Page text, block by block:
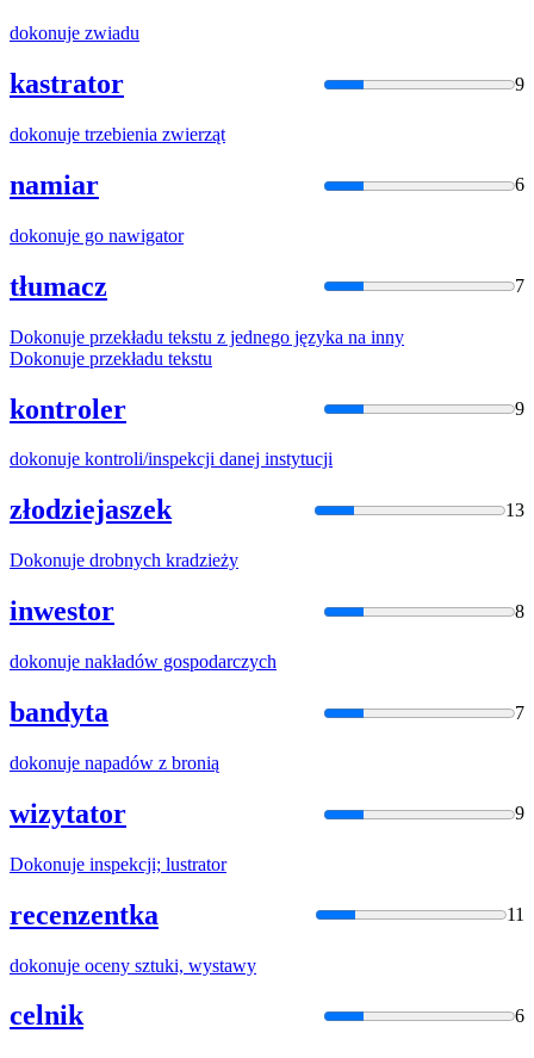
dokonuje zwiadu
kastrator 9
dokonuje trzebienia zwierząt
namiar 6
dokonuje go nawigator
tłumacz 7
Dokonuje przekładu tekstu z jednego języka na inny
Dokonuje przekładu tekstu
kontroler 9
dokonuje kontroli/inspekcji danej instytucji
złodziejaszek 13
Dokonuje drobnych kradzieży
inwestor 8
dokonuje nakładów gospodarczych
bandyta 7
dokonuje napadów z bronią
wizytator 9
Dokonuje inspekcji; lustrator
recenzentka 11
dokonuje oceny sztuki, wystawy
celnik 6